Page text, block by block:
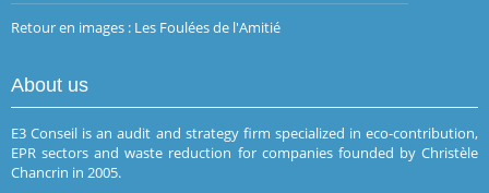
Retour en images : Les Foulées de l'Amitié
About us
E3 Conseil is an audit and strategy firm specialized in eco-contribution,
EPR sectors and waste reduction for companies founded by Christèle
Chancrin in 2005.